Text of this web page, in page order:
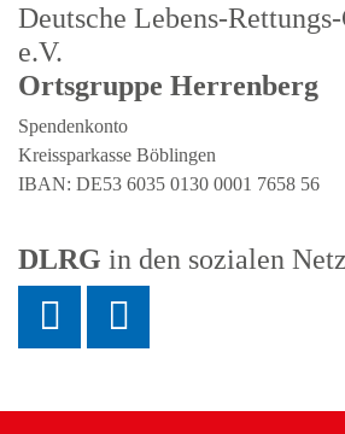
Deutsche Lebens-
e.V.
Ortsgruppe Herrenberg
Spendenkonto
Kreissparkasse Böblingen
IBAN: DE53 6035 0130 0001 7658 56
DLRG in den sozialen